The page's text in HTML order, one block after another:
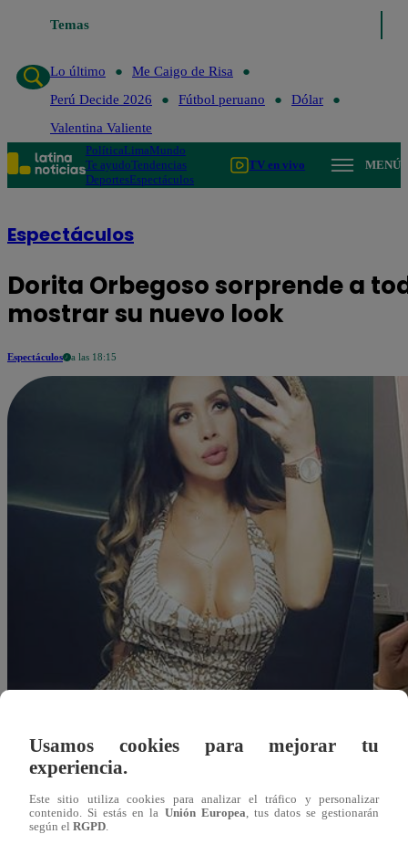
Temas
Lo último
Lo último
Me Caigo de Risa
Perú Decide 2026
Fútbol peruano
Dólar
Valentina Valiente
PolíticaLimaMundo
Te ayudoTendencias
DeportesEspectáculos
TV en vivo MENÚ
Espectáculos
Dorita Orbegoso sorprende a
mostrar su nuevo look
Espectáculos a las 18:15
Redacción Latina
Usamos cookies para mejorar tu
experiencia.
Este sitio utiliza cookies para analizar el tráfico y personalizar
contenido. Si estás en la Unión Europea, tus datos se gestionarán
según el RGPD.